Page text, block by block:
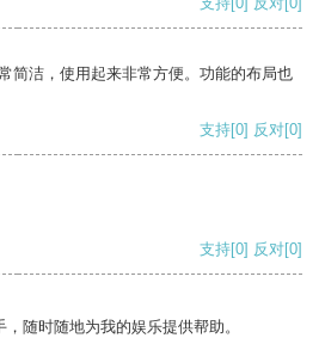
简洁，使用起来非常方便。功能的布局也
支持[0] 反对[0]
支持[0] 反对[0]
随时随地为我的娱乐提供帮助。